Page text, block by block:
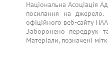
Національна Асоціація
посилання на джерело.
офіційного веб-сайту
Заборонено передрук
Матеріали, позначені